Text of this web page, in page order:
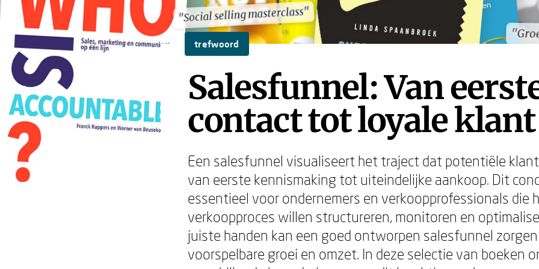
"Social selling masterclass"
"Social selling masterclass"
trefwoord
Salesfunnel: Van
contact tot loyale klant
Een salesfunnel visualiseert het traject dat potentiële
van eerste kennismaking tot uiteindelijke aankoop. Dit
essentieel voor ondernemers en verkoopprofessionals die
verkoopproces willen structureren, monitoren en
juiste handen kan een goed ontworpen salesfunnel
voorspelbare groei en omzet. In deze selectie van boeken